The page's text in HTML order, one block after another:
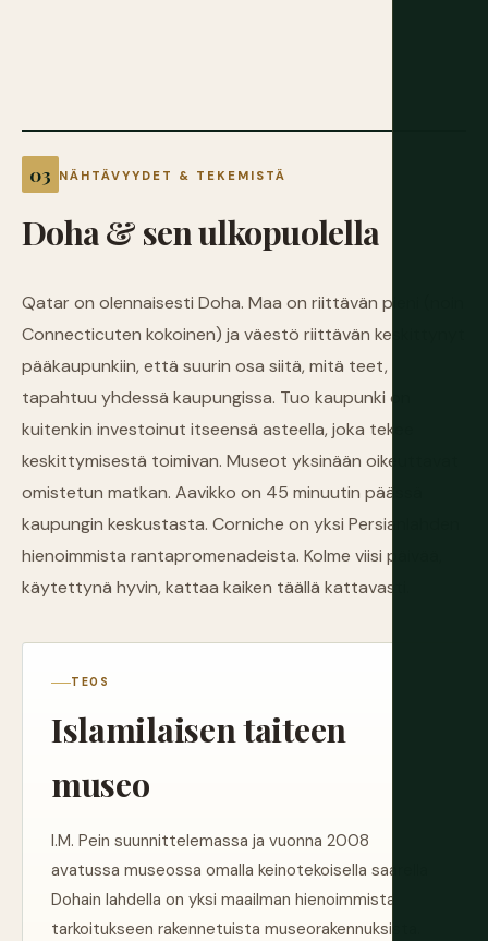
NÄHTÄVYYDET & TEKEMISTÄ
Doha&senulkopuolella
Qatar on olennaisesti Doha. Maa on riittävän pieni (noin
Connecticuten kokoinen) ja väestö riittävän keskittynyt
pääkaupunkiin, että suurin osa siitä, mitä teet,
tapahtuu yhdessä kaupungissa. Tuo kaupunki on
kuitenkin investoinut itseensä asteella, joka tekee
keskittymisestä toimivan. Museot yksinään oikeuttavat
omistetun matkan. Aavikko on 45 minuutin päässä
kaupungin keskustasta. Corniche on yksi Persianlahden
hienoimmista rantapromenadeista. Kolme viisi päivää,
käytettynä hyvin, kattaa kaiken täällä kattavasti.
TEOS
Islamilaisen taiteen
museo
I.M. Pein suunnittelemassa ja vuonna 2008
avatussa museossa omalla keinotekoisella saarella
Dohain lahdella on yksi maailman hienoimmista
tarkoitukseen rakennetuista museorakennuksista.